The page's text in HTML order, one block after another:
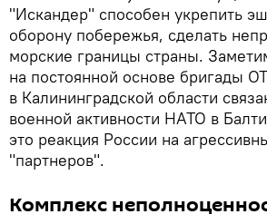
"Искандер" способен укрепить
оборону побережья, сделать
морские границы страны.
на постоянной основе бригады
в Калининградской области
военной активности НАТО в
это реакция России на
"партнеров".
Комплекс